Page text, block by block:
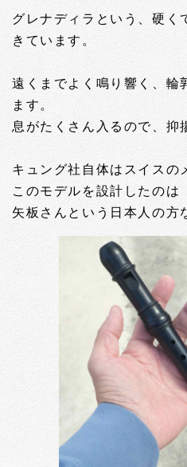
グレナディラという、硬く
きています。
遠くまでよく鳴り響く、輪
ます。
息がたくさん入るので、抑
キュング社自体はスイスの
このモデルを設計したのは
矢板さんという日本人の方